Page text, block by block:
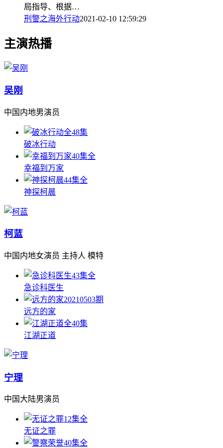
局指导、根据…
刑警之海外行动2021-02-10 12:59:29
主演热播
吴刚
中国内地男演员
全48集
破冰行动
40集全
幸福到万家
44集全
神探柯晨
柯蓝
中国内地女演员 主持人 模特
43集全
急诊科医生
20210503期
远方的家
全40集
江湖正道
宁理
中国大陆男演员
12集全
无证之罪
40集全